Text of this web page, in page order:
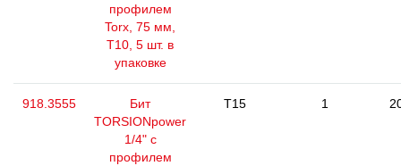
профилем
Torx, 75 мм,
Т10, 5 шт. в
упаковке
918.3555
Бит
TORSIONpower
1/4" с
профилем
T15 1